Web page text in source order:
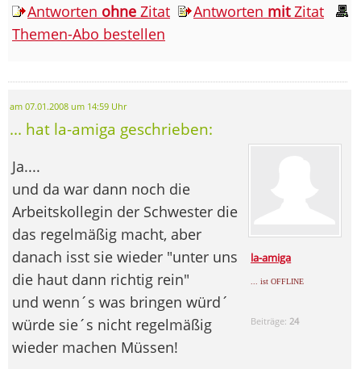
Antworten ohne Zitat Antworten mitZitat
Themen-Abo bestellen
am 07.01.2008 um 14:59 Uhr
... hat la-amiga geschrieben:
la-amiga
... ist OFFLINE
Beiträge: 24
Ja....
und da war dann noch die
Arbeitskollegin der Schwester die
das regelmäßig macht, aber
danach isst sie wieder "unter uns
die haut dann richtig rein"
und wenn´s was bringen würd´
würde sie´s nicht regelmäßig
wieder machen Müssen!